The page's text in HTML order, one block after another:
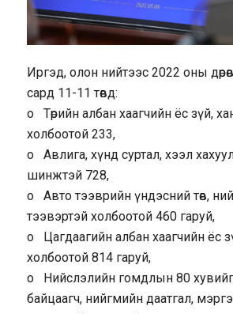
Иргэд, олон нийтээс 2022 оны
сард 11-11 төвд:
o Төрийн албан хаагчийн ёс зүй,
холбоотой 233,
o Авлига, хүнд суртал, хээл
шинжтэй 728,
o Авто тээврийн үндэсний төв,
тээвэртэй холбоотой 460 гаруй,
o Цагдаагийн албан хаагчийн ёс
холбоотой 814 гаруй,
o Нийслэлийн гомдлын 80
байцаагч, нийгмийн даатгал,